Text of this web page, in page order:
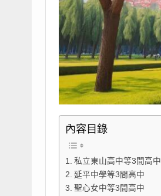
內容目錄
私立東山高中等3間高中
延平中學等3間高中
聖心女中等3間高中